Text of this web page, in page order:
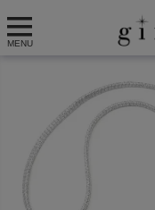
MENU
HOME マスクス